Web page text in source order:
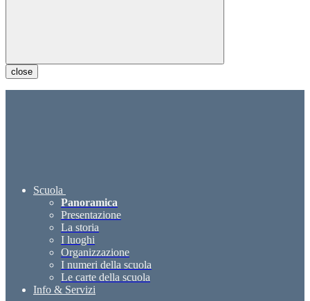
close
Scuola
Panoramica
Presentazione
La storia
I luoghi
Organizzazione
I numeri della scuola
Le carte della scuola
Info & Servizi